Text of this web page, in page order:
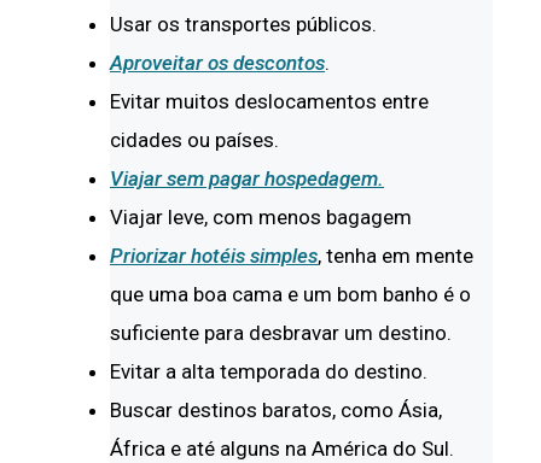
Usar os transportes públicos.
Aproveitar os descontos.
Evitar muitos deslocamentos entre
cidades ou países.
Viajar sem pagar hospedagem.
Viajar leve, com menos bagagem
Priorizar hotéis simples, tenha em mente
que uma boa cama e um bom banho é o
suficiente para desbravar um destino.
Evitar a alta temporada do destino.
Buscar destinos baratos, como Ásia,
África e até alguns na América do Sul.